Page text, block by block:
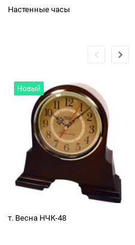
Настенные часы
Новый
т. Весна НЧК-48